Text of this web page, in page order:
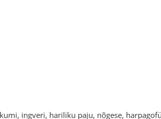
ingveri, hariliku paju, nõgese,